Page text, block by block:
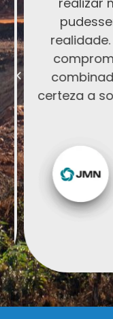
realidade.
certeza a